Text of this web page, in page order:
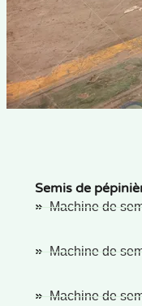
Semis de
Machine de
Machine de
Machine de